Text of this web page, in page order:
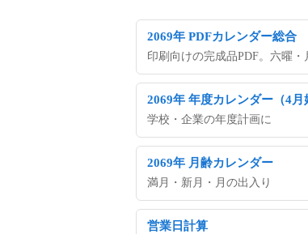
2069年 PDFカレンダー総合
印刷向けの完成品PDF。六曜
2069年 年度カレンダー（4月
学校・企業の年度計画に
2069年 月齢カレンダー
満月・新月・月の出入り
営業日計算